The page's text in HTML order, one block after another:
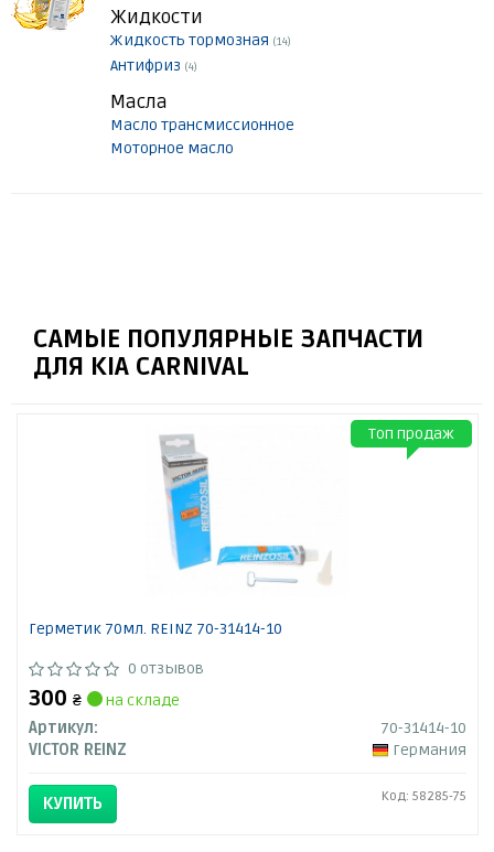
Жидкости
Жидкость тормозная (14)
Антифриз (4)
Масла
Масло трансмиссионное
Моторное масло
САМЫЕ ПОПУЛЯРНЫЕ ЗАПЧАСТИ
ДЛЯ KIA CARNIVAL
Герметик 70мл. REINZ 70-31414-10
0 отзывов
300 ₴
на складе
Артикул:
70-31414-10
VICTOR REINZ
Германия
КУПИТЬ Код: 58285-75
Топ продаж